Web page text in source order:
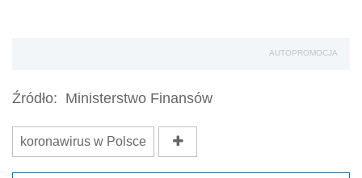
AUTOPROMOCJA
Źródło: Ministerstwo Finansów
koronawirus w Polsce